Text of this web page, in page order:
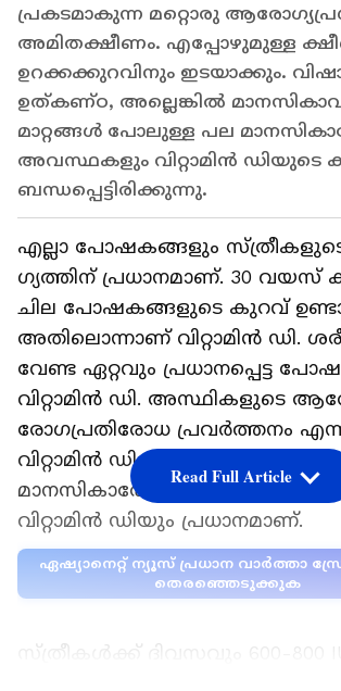
പ്രകടമാകുന്ന മറ്റൊരു
അമിതക്ഷീണം. എപ്പോഴുമുള്ള
ഉറക്കക്കുറവിനും ഇടയാക്കും.
ഉത്കണ്ഠ, അല്ലെങ്കിൽ
മാറ്റങ്ങൾ പോലുള്ള പല
അവസ്ഥകളും വിറ്റാമിൻ ഡിയുടെ
ബന്ധപ്പെട്ടിരിക്കുന്നു.
എല്ലാ പോഷകങ്ങളും
ഗ്യത്തിന് പ്രധാനമാണ്. 30 വയസ്
ചില പോഷകങ്ങളുടെ കുറവ്
അതിലൊന്നാണ് വിറ്റാമിൻ ഡി.
വേണ്ട ഏറ്റവും പ്രധാനപ്പെട്ട
വിറ്റാമിൻ ഡി. അസ്ഥികളുടെ
രോഗപ്രതിരോധ പ്രവർത്തനം
വിറ്റാമിൻ ഡി നിർണായക പങ്ക്
മാനസികാരോഗ്യം
വിറ്റാമിൻ ഡിയും പ്രധാനമാണ്.
ഏഷ്യാനെറ്റ് ന്യൂസ് പ്രധാന വാർത്താ
തെരഞ്ഞെടുക്കുക
Read Full Article